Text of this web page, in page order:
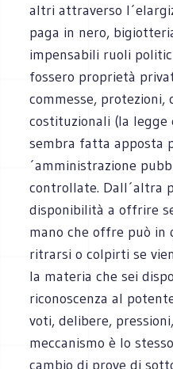
altri attraverso
paga in nero,
impensabili ruoli
fossero proprietà
commesse,
costituzionali (la
sembra fatta apposta
´amministrazione
controllate. Dall´altra
disponibilità a offrire
mano che offre può in
ritrarsi o colpirti se
la materia che sei
riconoscenza al
voti, delibere,
meccanismo è lo
cambio di prove di